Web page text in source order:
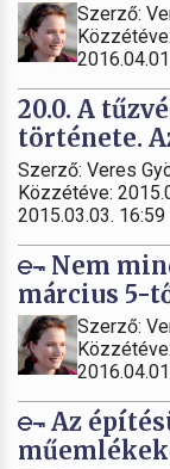
Szerző:
20.0. A
története.
Szerző: Veres
Közzétéve:
2015.03.03. 16:59
Nem
március 5-
Szerző:
Az